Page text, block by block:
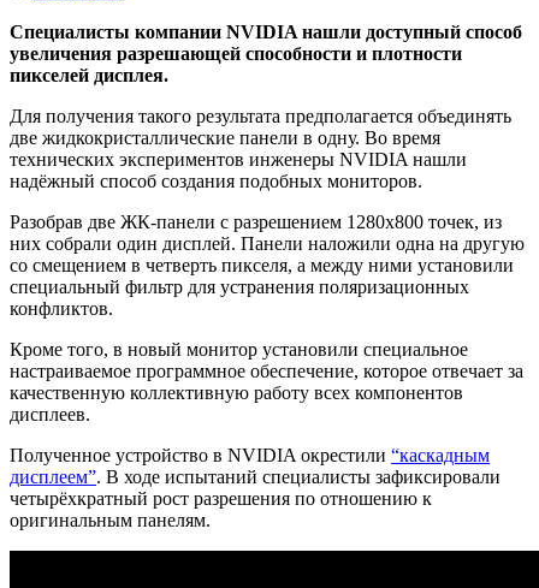
Специалисты компании NVIDIA нашли доступный способ
увеличения разрешающей способности и плотности
пикселей дисплея.
Для получения такого результата предполагается объединять
две жидкокристаллические панели в одну. Во время
технических экспериментов инженеры NVIDIA нашли
надёжный способ создания подобных мониторов.
Разобрав две ЖК-панели с разрешением 1280х800 точек, из
них собрали один дисплей. Панели наложили одна на другую
со смещением в четверть пикселя, а между ними установили
специальный фильтр для устранения поляризационных
конфликтов.
Кроме того, в новый монитор установили специальное
настраиваемое программное обеспечение, которое отвечает за
качественную коллективную работу всех компонентов
дисплеев.
Полученное устройство в NVIDIA окрестили “каскадным
дисплеем”. В ходе испытаний специалисты зафиксировали
четырёхкратный рост разрешения по отношению к
оригинальным панелям.